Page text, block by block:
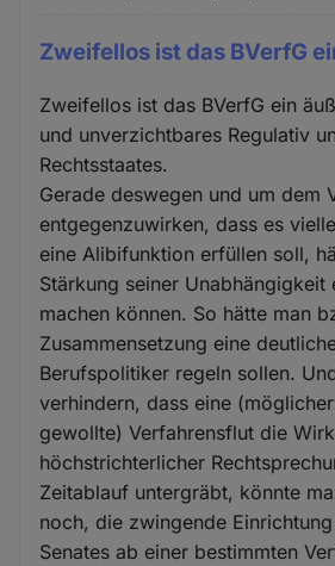
Zweifellos ist das BVerfG
Zweifellos ist das BVerfG ein
und unverzichtbares Regulativ
Rechtsstaates.
Gerade deswegen und um dem
entgegenzuwirken, dass es
eine Alibifunktion erfüllen soll,
Stärkung seiner Unabhängigkeit
machen können. So hätte man
Zusammensetzung eine
Berufspolitiker regeln sollen.
verhindern, dass eine
gewollte) Verfahrensflut die
höchstrichterlicher
Zeitablauf untergräbt, könnte
noch, die zwingende
Senates ab einer bestimmten